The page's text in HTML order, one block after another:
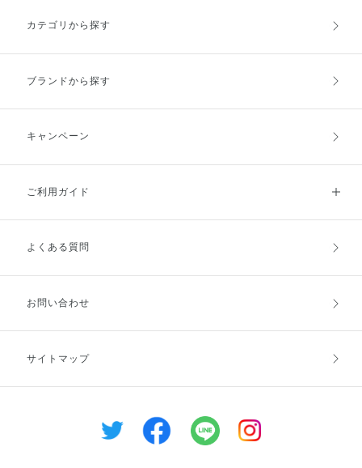
カテゴリから探す
ブランドから探す
キャンペーン
ご利用ガイド
ご利用ガイドトップ
お支払方法
キャンセル・返品・交換
よくある質問
お問い合わせ
サイトマップ